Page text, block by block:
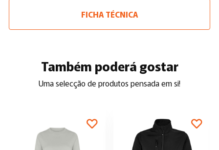
FICHA TÉCNICA
Também poderá gostar
Uma selecção de produtos pensada em si!